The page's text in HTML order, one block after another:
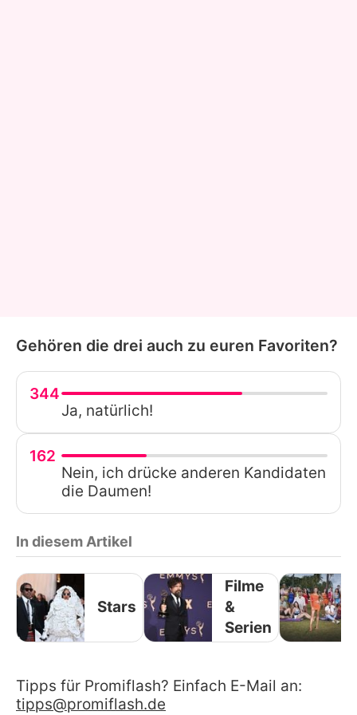
Gehören die drei auch zu euren Favoriten?
344
Ja, natürlich!
162
Nein, ich drücke anderen Kandidaten
die Daumen!
In diesem Artikel
Stars
Filme
&
Serien
Tipps für Promiflash? Einfach E-Mail an:
tipps@promiflash.de